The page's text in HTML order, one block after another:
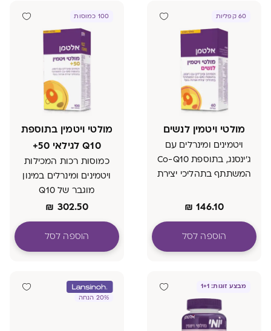
60 קפליות
מולטי ויטמין לנשים
ויטמינים ומינרלים עם
ג'ינסנג, בתוספת Co-Q10
המשתתף בתהליכי יצירת
₪ 146.10
הוספה לסל
100 כמוסות
מולטי ויטמין בתוספת
Q10 לגילאי 50+
כמוסות רכות המכילות
ויטמינים ומינרלים במינון
מוגבר של Q10
₪ 302.50
הוספה לסל
מבצע זוגות: 1+1
20% הנחה